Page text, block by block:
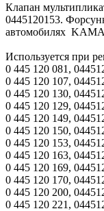
Клапан
0445120153.
автомобилях
Используется при
0 445 120 081,
0 445 120 107,
0 445 120 130,
0 445 120 129,
0 445 120 149,
0 445 120 150,
0 445 120 153,
0 445 120 163,
0 445 120 169,
0 445 120 170,
0 445 120 200,
0 445 120 221,